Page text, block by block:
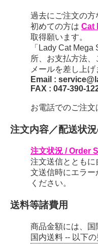
過去にご注文の
初めての方は Cat
取得願います。
「Lady Cat
所、お支払方法
メールを差し上
Email :
FAX : 047-390-
お電話でのご注文
注文内容／配送状
注文状況 / Order
注文送信ととも
文送信時にエラ
ください。
送料等諸費用
商品金額には、
国内送料 -- 以下